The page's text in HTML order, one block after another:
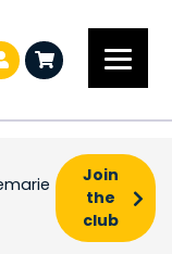
Join
the
club